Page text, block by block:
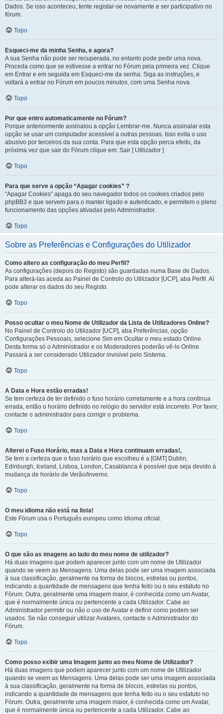
Dados. Se isso aconteceu, tente registar-se novamente e ser participativo no
fórum.
Topo
Esqueci-me da minha Senha, e agora?
A sua Senha não pode ser recuperada, no entanto pode pedir uma nova.
Proceda como que se estivesse a entrar no Fórum pela primeira vez. Clique
em Entrar e em seguida em Esqueci-me da senha. Siga as instruções, e
voltará a entrar no Fórum em poucos minutos, com uma Senha nova.
Topo
Por que entro automaticamente no Fórum?
Porque anteriormente assinalou a opção Lembrar-me. Nunca assinalar esta
opção se usar um computador acessível a outras pessoas. Isso evita o uso
abusivo por terceiros da sua conta. Para que esta opção perca efeito, da
próxima vez que sair do Fórum clique em: Sair [ Utilizador ]
Topo
Para que serve a opção “Apagar cookies” ?
“Apagar Cookies” apaga do seu navegador todos os cookies criados pelo
phpBB3 e que servem para o manter ligado e autenticado, e permitem o pleno
funcionamento das opções ativadas pelo Administrador.
Topo
Sobre as Preferências e Configurações do Utilizador
Como altero as configuração do meu Perfil?
As configurações (depois do Registo) são guardadas numa Base de Dados.
Para alterá-las aceda ao Painel de Controlo do Utilizador [UCP], aba Perfil. Aí
pode alterar os dados do seu Registo.
Topo
Posso ocultar o meu Nome de Utilizador da Lista de Utilizadores Online?
No Painel de Controlo do Utilizador [UCP], aba Preferências, opção
Configurações Pessoais, selecione Sim em Ocultar o meu estado Online.
Desta forma só o Administrador e os Moderadores poderão vê-lo Online.
Passará a ser considerado Utilizador invisível pelo Sistema.
Topo
A Data e Hora estão erradas!
Se tem certeza de ter definido o fuso horário corretamente e a hora continua
errada, então o horário definido no relógio do servidor está incorreto. Por favor,
contacte o administrador para corrigir o problema.
Topo
Alterei o Fuso Horário, mas a Data e Hora continuam erradas!,
Se tem a certeza que o fuso horário que escolheu é a [GMT] Dublin,
Edinburgh, Iceland, Lisboa, London, Casablanca é possível que seja devido à
mudança de horário de Verão/Inverno.
Topo
O meu idioma não está na lista!
Este Fórum usa o Português europeu como Idioma oficial.
Topo
O que são as imagens ao lado do meu nome de utilizador?
Há duas imagens que podem aparecer junto com um nome de Utilizador
quando se veem as Mensagens. Uma delas pode ser uma imagem associada
à sua classificação, geralmente na forma de blocos, estrelas ou pontos,
indicando a quantidade de mensagens que tenha feito ou o seu estatuto no
Fórum. Outra, geralmente uma imagem maior, é conhecida como um Avatar,
que é normalmente única ou pertencente a cada Utilizador. Cabe ao
Administrador permitir ou não o uso de Avatar e definir como podem ser
usados. Se não conseguir utilizar Avatares, contacte o Administrador do
Fórum.
Topo
Como posso exibir uma Imagem junto ao meu Nome de Utilizador?
Há duas imagens que podem aparecer junto com um nome de Utilizador
quando se veem as Mensagens. Uma delas pode ser uma imagem associada
à sua classificação, geralmente na forma de blocos, estrelas ou pontos,
indicando a quantidade de mensagens que tenha feito ou o seu estatuto no
Fórum. Outra, geralmente uma imagem maior, é conhecida como um Avatar,
que é normalmente única ou pertencente a cada Utilizador. Cabe ao